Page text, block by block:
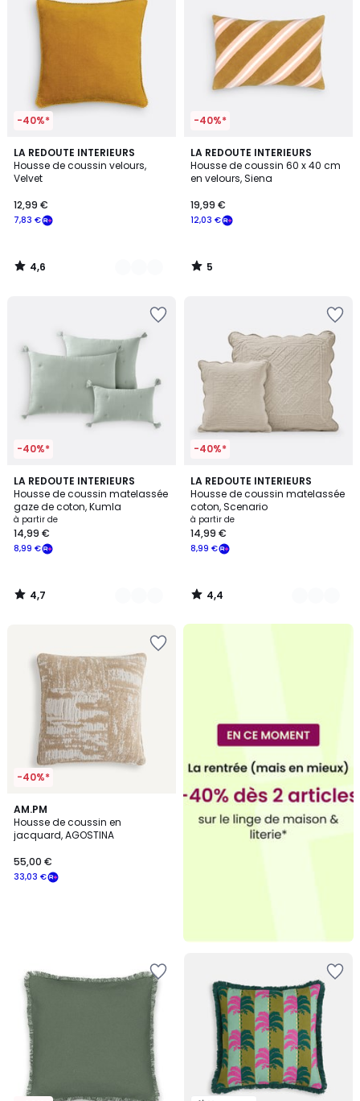
-40%*
LA REDOUTE INTERIEURS
Housse de coussin velours,
Velvet
€
souscrivez
notre
programme
place
7,83 €
12,99 €
4,6
/ 5
10
Couleurs
4,6
/
-40%*
LA REDOUTE INTERIEURS
Housse de coussin 60 x 40 cm
en velours, Siena
12,03 €
19,99 €
5
/
5
5
/
-40%*
LA REDOUTE INTERIEURS
Housse de coussin matelassée
gaze de coton, Kumla
à partir de
8,99 €
14,99 €
4,7
/ 5
10
Couleurs
4,7
/
-40%*
LA REDOUTE INTERIEURS
Housse de coussin matelassée
coton, Scenario
à partir de
8,99 €
14,99 €
4,4
/ 5
7
Couleurs
4,4
/
-40%*
AM.PM
Housse de coussin en
jacquard, AGOSTINA
33,03 €
55,00 €